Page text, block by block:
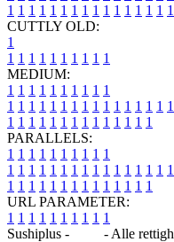
1 1 1 1 1 1 1 1 1 1 1 1 1 1 1 1
CUTTLY OLD:
1
1 1 1 1 1 1 1 1 1 1
MEDIUM:
1 1 1 1 1 1 1 1 1 1
1 1 1 1 1 1 1 1 1 1 1 1 1 1 1 1
1 1 1 1 1 1 1 1 1 1 1 1 1 1
PARALLELS:
1 1 1 1 1 1 1 1 1 1
1 1 1 1 1 1 1 1 1 1 1 1 1 1 1 1
1 1 1 1 1 1 1 1 1 1 1 1 1 1
URL PARAMETER:
1 1 1 1 1 1 1 1 1 1
Sushiplus -
- Alle